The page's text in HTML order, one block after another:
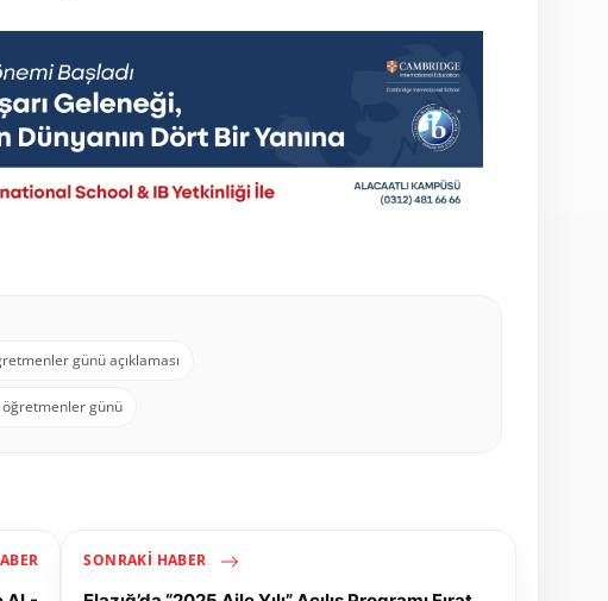
günü açıklaması
günü
SONRAKI HABER